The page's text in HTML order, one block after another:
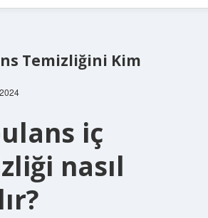
Temizliğini Kim
iç
nasıl